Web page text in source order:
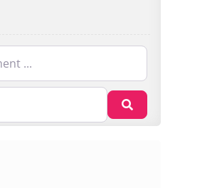
Recherche